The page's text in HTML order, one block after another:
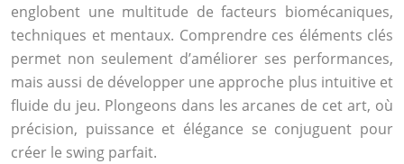
englobent une multitude de facteurs biomécaniques,
techniques et mentaux. Comprendre ces éléments clés
permet non seulement d’améliorer ses performances,
mais aussi de développer une approche plus intuitive et
fluide du jeu. Plongeons dans les arcanes de cet art, où
précision, puissance et élégance se conjuguent pour
créer le swing parfait.